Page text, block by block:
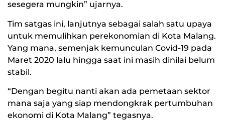
sesegera mungkin” ujarnya.
Tim satgas ini, lanjutnya sebagai salah satu upaya
untuk memulihkan perekonomian di Kota Malang.
Yang mana, semenjak kemunculan Covid-19 pada
Maret 2020 lalu hingga saat ini masih dinilai belum
stabil.
“Dengan begitu nanti akan ada pemetaan sektor
mana saja yang siap mendongkrak pertumbuhan
ekonomi di Kota Malang” tegasnya.